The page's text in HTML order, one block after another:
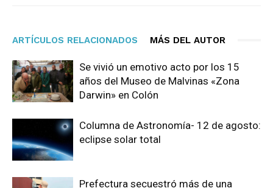
ARTÍCULOS RELACIONADOS MÁS DEL AUTOR
Se vivió un emotivo acto por los 15
años del Museo de Malvinas «Zona
Darwin» en Colón
Columna de Astronomía- 12 de agosto:
eclipse solar total
Prefectura secuestró más de una